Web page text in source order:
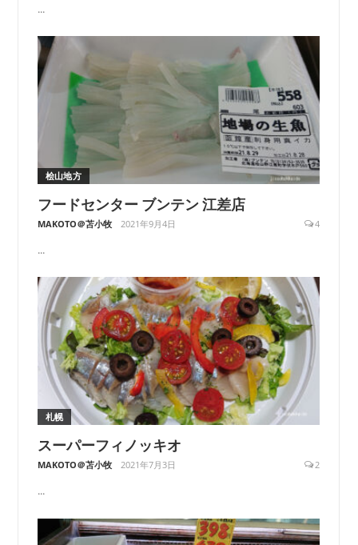
...
桧山地方
フードセンター ブンテン 江差店
MAKOTO＠苫小牧 2021年9月4日 4
...
札幌
スーパーフィノッキオ
MAKOTO＠苫小牧 2021年7月3日 2
...